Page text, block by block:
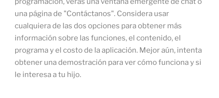
una página de "Contáctanos". Considera usar
cualquiera de las dos opciones para obtener más
información sobre las funciones, el contenido, el
programa y el costo de la aplicación. Mejor aún, intenta
obtener una demostración para ver cómo funciona y si
le interesa a tu hijo.